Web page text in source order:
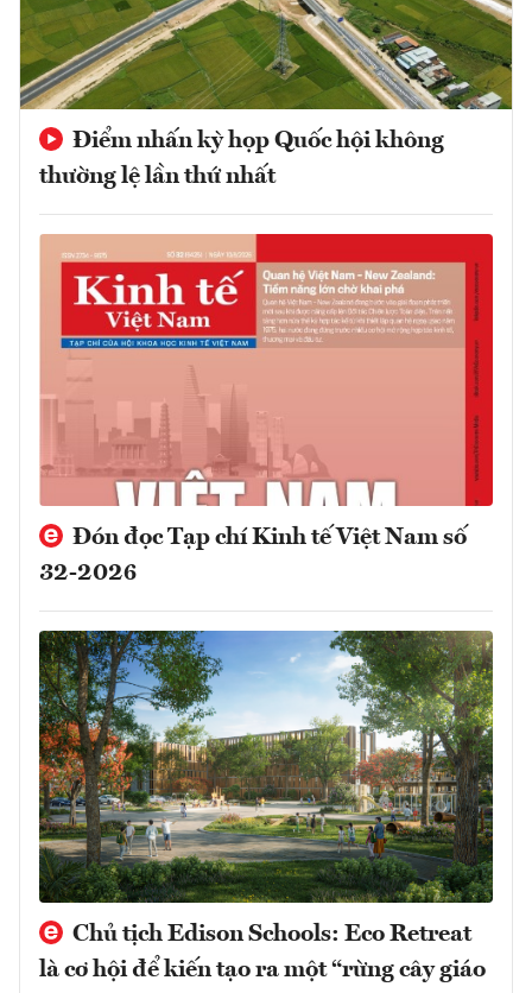
Điểm nhấn kỳ họp Quốc hội không
thường lệ lần thứ nhất
Đón đọc Tạp chí Kinh tế Việt Nam số
32-2026
Chủ tịch Edison Schools: Eco Retreat
là cơ hội để kiến tạo ra một “rừng cây giáo